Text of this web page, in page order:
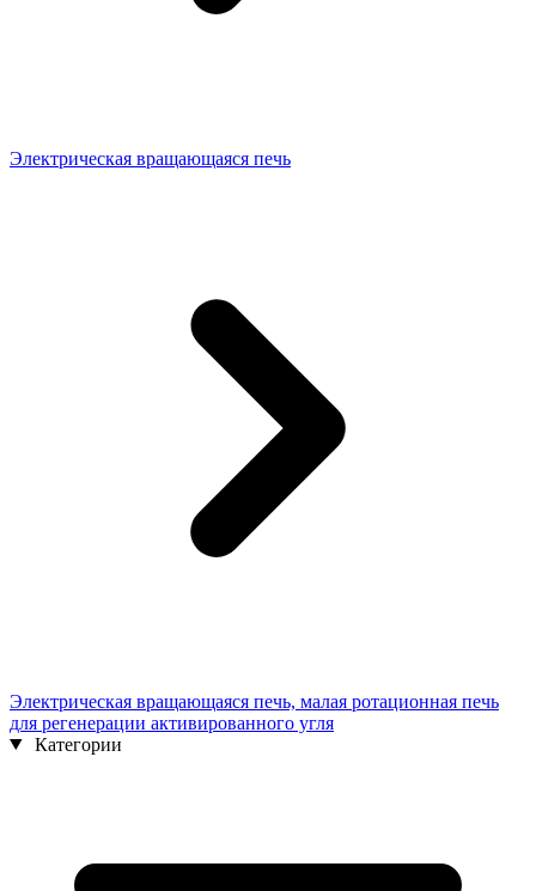
Электрическая вращающаяся печь
Электрическая вращающаяся печь, малая ротационная печь
для регенерации активированного угля
Категории